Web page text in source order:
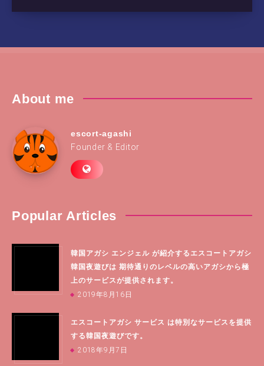
About me
escort-agashi
Founder & Editor
Popular Articles
韓国アガシ エンジェル が紹介するエスコートアガシ
韓国夜遊びは 期待通りのレベルの高いアガシから極
上のサービスが提供されます。
2019年8月16日
エスコートアガシ サービス は特別なサービスを提供
する韓国夜遊びです。
2018年9月7日